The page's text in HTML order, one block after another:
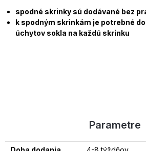
spodné skrinky sú dodávané bez
k spodným skrinkám je potrebné
úchytov sokla na každú skrinku
Parametre